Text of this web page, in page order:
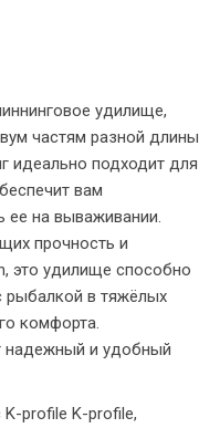
удилище,
частям разной длины
идеально подходит для
вам
ее на вываживании.
прочность и
это удилище способно
рыбалкой в тяжёлых
комфорта.
надежный и удобный
profile K-profile,